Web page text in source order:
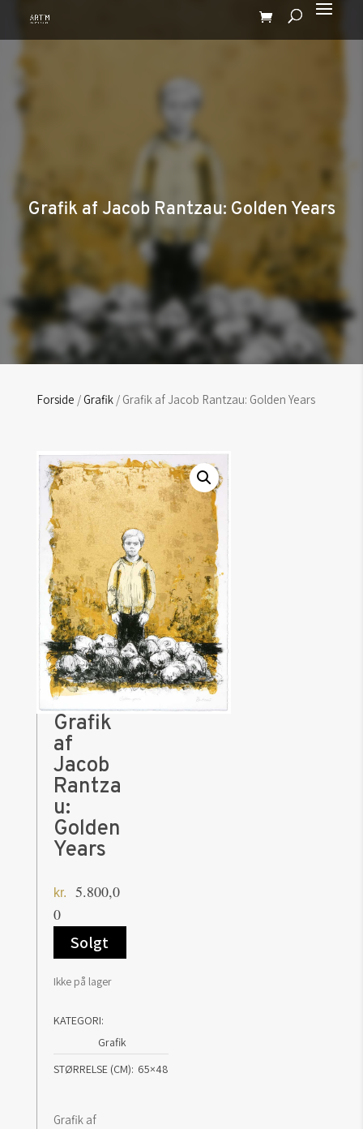
Grafik af Jacob Rantzau: Golden Years
Forside /Grafik/ Grafik af Jacob Rantzau: Golden Years
Grafik
af
Jacob
Rantza
u:
Golden
Years
kr.
5.800,0
0
Solgt
Ikke på lager
KATEGORI:
Grafik
STØRRELSE (CM) 65×48
Grafik af